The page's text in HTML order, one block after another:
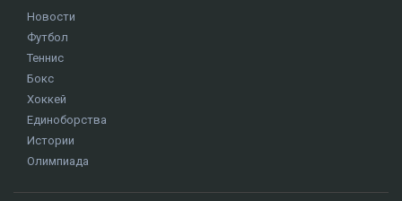
Новости
Футбол
Теннис
Бокс
Хоккей
Единоборства
Истории
Олимпиада